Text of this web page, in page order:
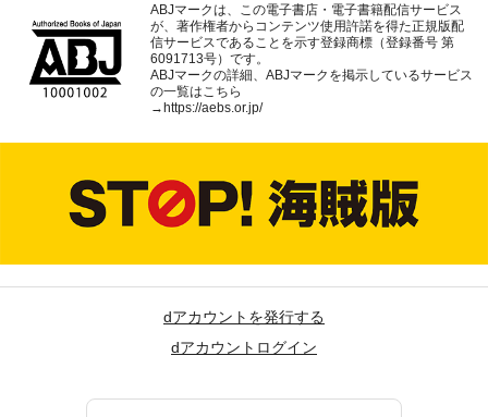
ABJマークは、この電子書店・電子書籍配信サービス
が、著作権者からコンテンツ使用許諾を得た正規版配
信サービスであることを示す登録商標（登録番号 第
6091713号）です。
ABJマークの詳細、ABJマークを掲示しているサービス
の一覧はこちら
→ https://aebs.or.jp/
dアカウントを発行する
dアカウントログイン